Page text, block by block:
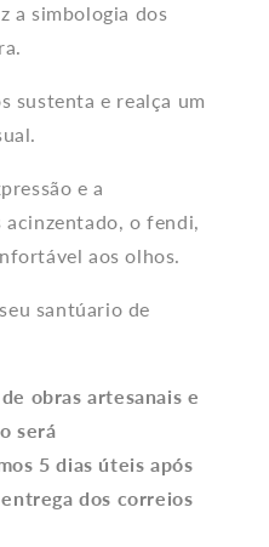
a simbologia dos
sustenta e realça um
e a
o fendi,
aos olhos.
santúario de
obras artesanais e
será
5 dias úteis após
dos correios